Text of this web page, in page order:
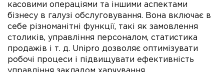
касовими операціями та іншими аспектами
бізнесу в галузі обслуговування. Вона включає в
себе різноманітні функції, такі як замовлення
столиків, управління персоналом, статистика
продажів і т. д. Unipro дозволяє оптимізувати
робочі процеси і підвищувати ефективність